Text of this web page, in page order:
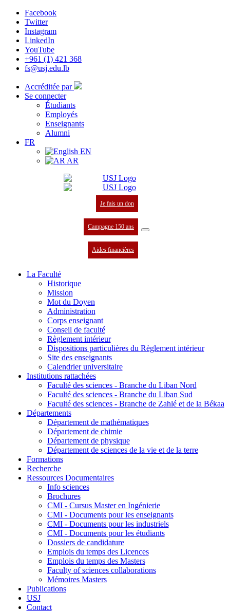
Facebook
Twitter
Instagram
LinkedIn
YouTube
+961 (1) 421 368
fs@usj.edu.lb
Accréditée par
Se connecter
Étudiants
Employés
Enseignants
Alumni
FR
EN
AR
Je fais un don
Campagne 150 ans
Aides financières
La Faculté
Historique
Mission
Mot du Doyen
Administration
Corps enseignant
Conseil de faculté
Règlement intérieur
Dispositions particulières du Règlement intérieur
Site des enseignants
Calendrier universitaire
Institutions rattachées
Faculté des sciences - Branche du Liban Nord
Faculté des sciences - Branche du Liban Sud
Faculté des sciences - Branche de Zahlé et de la Békaa
Départements
Département de mathématiques
Département de chimie
Département de physique
Département de sciences de la vie et de la terre
Formations
Recherche
Ressources Documentaires
Info sciences
Brochures
CMI - Cursus Master en Ingénierie
CMI - Documents pour les enseignants
CMI - Documents pour les industriels
CMI - Documents pour les étudiants
Dossiers de candidature
Emplois du temps des Licences
Emplois du temps des Masters
Faculty of sciences collaborations
Mémoires Masters
Publications
USJ
Contact